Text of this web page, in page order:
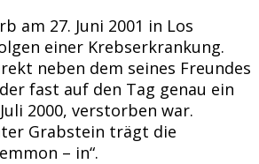
am 27. Juni 2001 in Los
einer Krebserkrankung.
neben dem seines Freundes
fast auf den Tag genau ein
2000, verstorben war.
Grabstein trägt die
– in“.